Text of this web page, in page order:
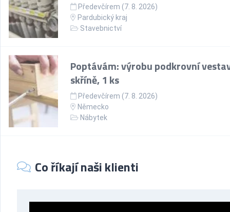
Předevčírem (7. 8. 2026)
Pardubický kraj
Stavebnictví
Poptávám: výrobu podkrovní
skříně, 1 ks
Předevčírem (7. 8. 2026)
Německo
Nábytek
Co říkají naši klienti